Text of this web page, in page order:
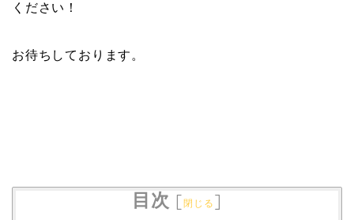
ください！
お待ちしております。
目次 [閉じる ]